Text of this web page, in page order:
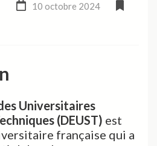
10 octobre 2024
Universitaires
(DEUST) est
française qui a